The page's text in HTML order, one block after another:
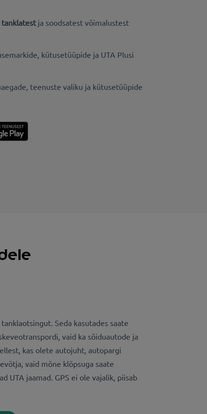
tanklatest ja soodsatest võimalustest
kütusetüüpide ja UTA Plusi
teenuste valiku ja kütusetüüpide
Seda kasutades saate
vaid ka sõiduautode ja
kas olete autojuht, autopargi
vaid mõne klõpsuga saate
UTA jaamad. GPS ei ole vajalik, piisab